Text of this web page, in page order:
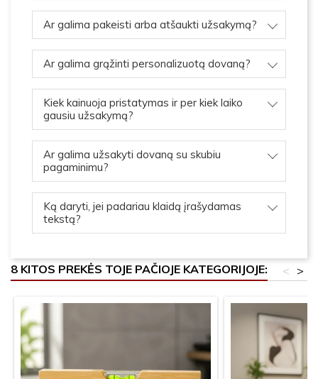
Ar galima pakeisti arba atšaukti užsakymą?
Ar galima grąžinti personalizuotą dovaną?
Kiek kainuoja pristatymas ir per kiek laiko
gausiu užsakymą?
Ar galima užsakyti dovaną su skubiu
pagaminimu?
Ką daryti, jei padariau klaidą įrašydamas
tekstą?
8 KITOS PREKĖS TOJE PAČIOJE KATEGORIJOJE: >
<